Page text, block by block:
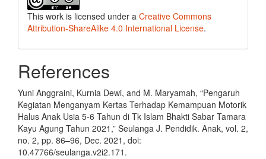
This work is licensed under a Creative Commons
Attribution-ShareAlike 4.0 International License.
References
Yuni Anggraini, Kurnia Dewi, and M. Maryamah, “Pengaruh
Kegiatan Menganyam Kertas Terhadap Kemampuan Motorik
Halus Anak Usia 5-6 Tahun di Tk Islam Bhakti Sabar Tamara
Kayu Agung Tahun 2021,” Seulanga J. Pendidik. Anak, vol. 2,
no. 2, pp. 86–96, Dec. 2021, doi:
10.47766/seulanga.v2i2.171.